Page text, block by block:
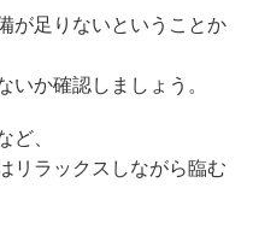
が足りないということか
いか確認しましょう。
ど、
リラックスしながら臨む